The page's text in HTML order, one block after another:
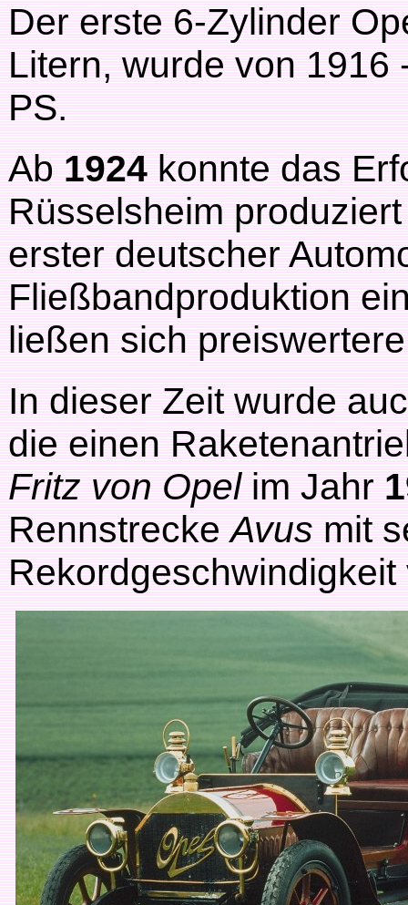
Der erste 6-Zylinder
Litern, wurde von 1916
PS.
Ab1924konnte das
Rüsselsheim
erster deutscher
Fließbandproduktion
ließen sich
In dieser Zeit wurde
die einen
Fritz von Opelim Jahr
RennstreckeAvusmit